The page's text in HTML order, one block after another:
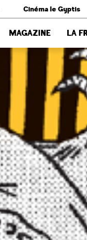
Cinéma le Gyptis
MAGAZINE LA